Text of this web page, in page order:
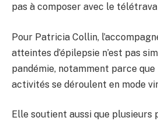
pas à composer avec le
Pour Patricia Collin,
atteintes d’épilepsie n’est pas
pandémie, notamment parce
activités se déroulent en mode
Elle soutient aussi que plusieurs